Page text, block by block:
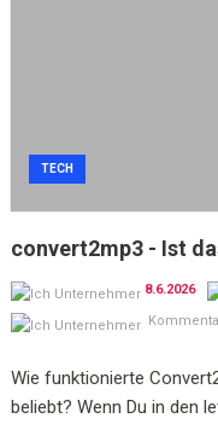
TECH
convert2mp3 - Ist
8.6.2026
Wie funktionierte
beliebt? Wenn Du in den